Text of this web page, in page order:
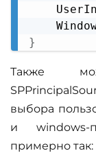
}
Также
выбора
и windows-
примерно так: